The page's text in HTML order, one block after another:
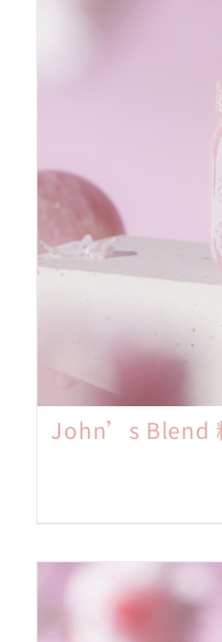
John’s Blend